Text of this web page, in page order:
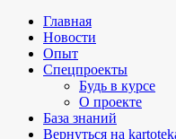
Главная
Новости
Опыт
Спецпроекты
Будь в курсе
О проекте
База знаний
Вернуться на